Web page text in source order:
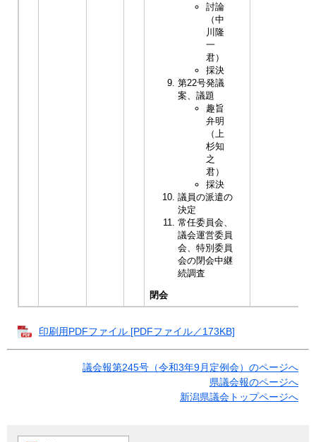
討論
（中
川隆
一
君）
採決
第22号発議
案、議題
趣旨
弁明
（上
杉知
之
君）
採決
議員の派遣の
決定
常任委員会、
議会運営委員
会、特別委員
会の閉会中継
続調査
閉会
印刷用PDFファイル [PDFファイル／173KB]
議会報第245号（令和3年9月定例会）のページへ
県議会報のページへ
新潟県議会トップページへ